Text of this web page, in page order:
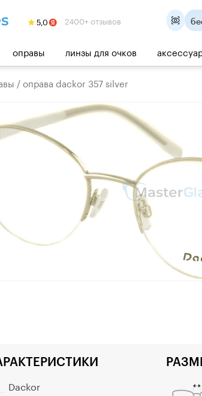
2400+ отзывов
оправы линзы для очков
/оправа dackor 357 silver
Dackor